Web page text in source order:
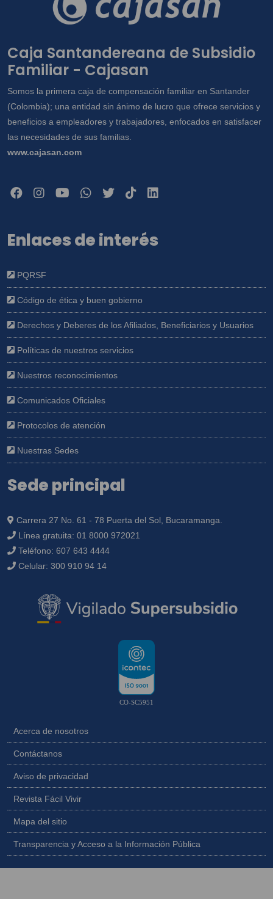
Caja Santandereana de Subsidio
Familiar - Cajasan
Somos la primera caja de compensación familiar en Santander
(Colombia); una entidad sin ánimo de lucro que ofrece servicios y
beneficios a empleadores y trabajadores, enfocados en satisfacer
las necesidades de sus familias.
www.cajasan.com
Enlaces de interés
PQRSF
Código de ética y buen gobierno
Derechos y Deberes de los Afiliados, Beneficiarios y Usuarios
Políticas de nuestros servicios
Nuestros reconocimientos
Comunicados Oficiales
Protocolos de atención
Nuestras Sedes
Sede principal
Carrera 27 No. 61 - 78 Puerta del Sol, Bucaramanga.
Línea gratuita: 01 8000 972021
Teléfono: 607 643 4444
Celular: 300 910 94 14
CO-SC5951
Acerca de nosotros
Contáctanos
Aviso de privacidad
Revista Fácil Vivir
Mapa del sitio
Transparencia y Acceso a la Información Pública